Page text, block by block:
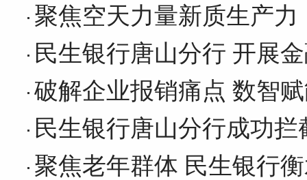
聚焦空天力量新质生产
民生银行唐山分行 开展
破解企业报销痛点 数智
民生银行唐山分行成功
聚焦老年群体 民生银行
网友评论仅供其表达个人看法，并不表明本网同意其观点或证实其描